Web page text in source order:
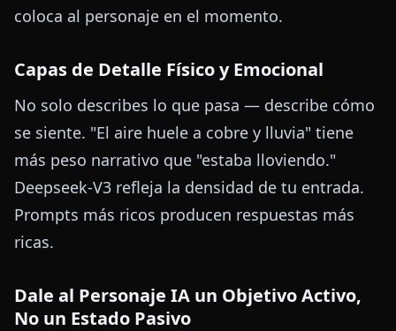
coloca al personaje en el momento.
Capas de Detalle Físico y Emocional
No solo describes lo que pasa — describe cómo
se siente. "El aire huele a cobre y lluvia" tiene
más peso narrativo que "estaba lloviendo."
Deepseek-V3 refleja la densidad de tu entrada.
Prompts más ricos producen respuestas más
ricas.
Dale al Personaje IA un Objetivo Activo,
No un Estado Pasivo